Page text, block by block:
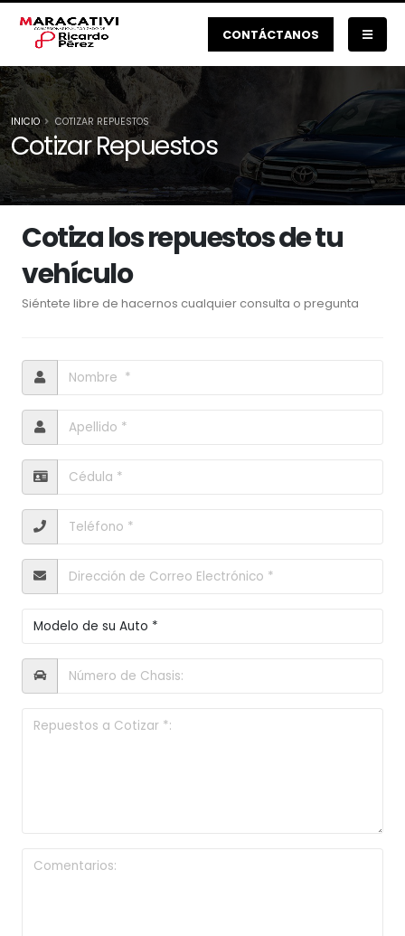
CONTÁCTANOS
Cotizar Repuestos
INICIO COTIZAR REPUESTOS
Cotiza los repuestos de tu
vehículo
Siéntete libre de hacernos cualquier consulta o pregunta